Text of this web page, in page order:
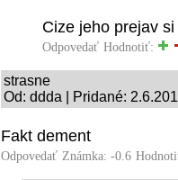
Cize jeho prejav
Odpovedať Hodnotiť:
strasne
Od: ddda | Pridané:
Fakt dement
Odpovedať Známka: -0.6